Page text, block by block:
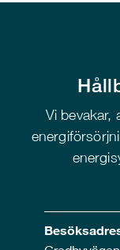
Vi bevakar,